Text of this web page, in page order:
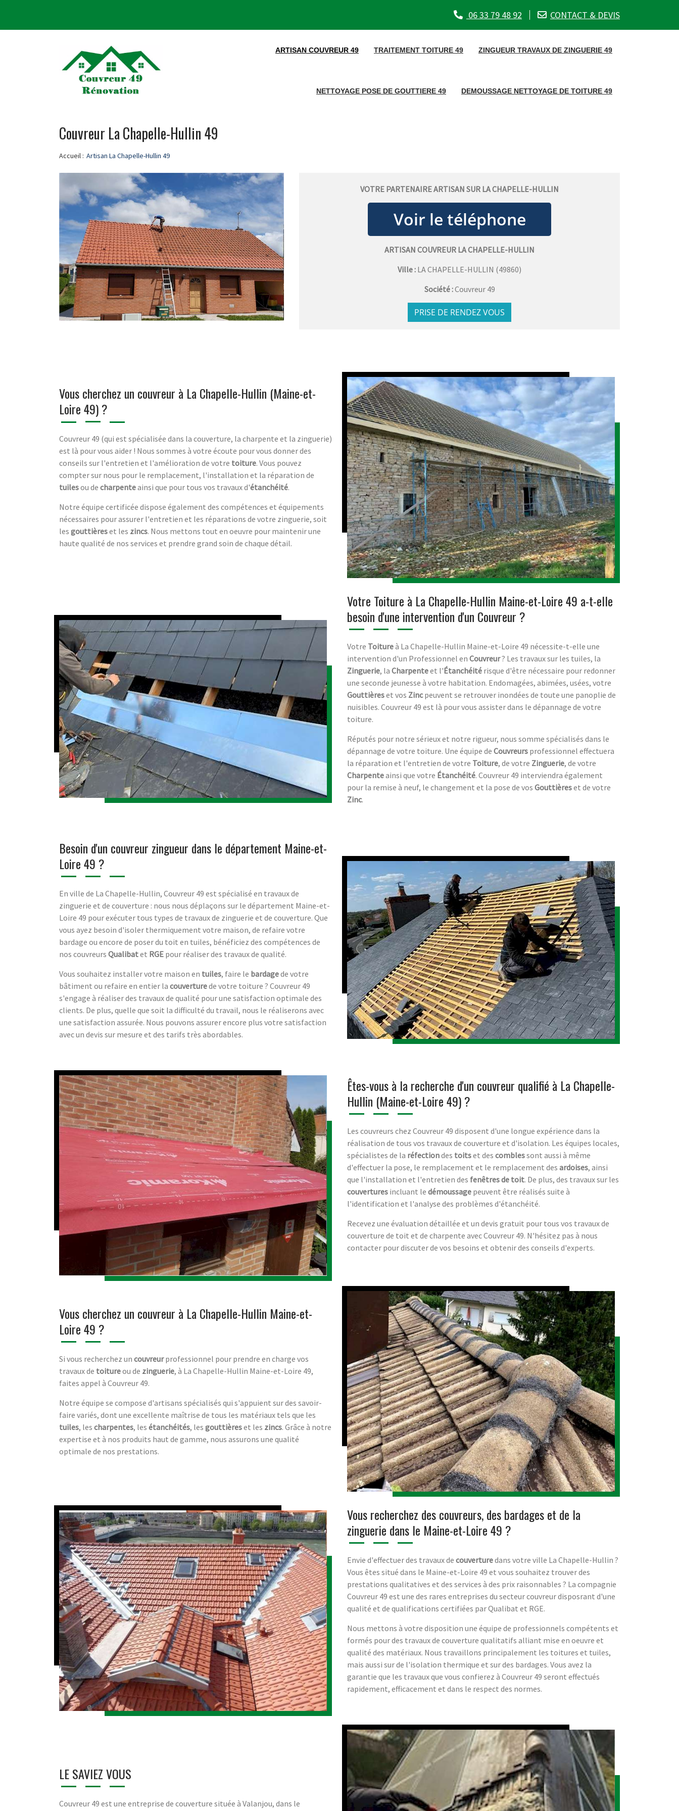
06 33 79 48 92 CONTACT & DEVIS
ARTISAN COUVREUR 49 TRAITEMENT TOITURE 49 ZINGUEUR TRAVAUX DE ZINGUERIE 49
NETTOYAGE POSE DE GOUTTIERE 49 DEMOUSSAGE NETTOYAGE DE TOITURE 49
Couvreur La Chapelle-Hullin 49
Accueil : Artisan La Chapelle-Hullin 49
VOTRE PARTENAIRE ARTISAN SUR LA CHAPELLE-HULLIN
ARTISAN COUVREUR LA CHAPELLE-HULLIN
Ville : LA CHAPELLE-HULLIN (49860)
Société :Couvreur 49
PRISE DE RENDEZ VOUS
Vous cherchez un couvreur à La Chapelle-Hullin (Maine-et-
Loire 49) ?
Couvreur 49 (qui est spécialisée dans la couverture, la charpente et la zinguerie)
est là pour vous aider ! Nous sommes à votre écoute pour vous donner des
conseils sur l'entretien et l'amélioration de votre toiture. Vous pouvez
compter sur nous pour le remplacement, l'installation et la réparation de
tuilesou de charpenteainsi que pour tous vos travaux d'étanchéité.
Notre équipe certificée dispose également des compétences et équipements
nécessaires pour assurer l'entretien et les réparations de votre zinguerie, soit
les gouttièreset les zincs. Nous mettons tout en oeuvre pour maintenir une
haute qualité de nos services et prendre grand soin de chaque détail.
Votre Toiture à La Chapelle-Hullin Maine-et-Loire 49 a-t-elle
besoin d'une intervention d'un Couvreur ?
Votre Toitureà La Chapelle-Hullin Maine-et-Loire 49 nécessite-t-elle une
intervention d'un Professionnel en Couvreur? Les travaux sur les tuiles, la
Zinguerie, la Charpenteet l'Étanchéité risque d'être nécessaire pour redonner
une seconde jeunesse à votre habitation. Endomagées, abimées, usées, votre
Gouttièreset vos Zincpeuvent se retrouver inondées de toute une panoplie de
nuisibles. Couvreur 49 est là pour vous assister dans le dépannage de votre
toiture.
Réputés pour notre sérieux et notre rigueur, nous somme spécialisés dans le
dépannage de votre toiture. Une équipe de Couvreurs professionnel effectuera
la réparation et l'entretien de votre Toiture, de votre Zinguerie, de votre
Charpenteainsi que votre Étanchéité. Couvreur 49 interviendra également
pour la remise à neuf, le changement et la pose de vos Gouttièreset de votre
Zinc.
Besoin d'un couvreur zingueur dans le département Maine-et-
Loire 49 ?
En ville de La Chapelle-Hullin, Couvreur 49 est spécialisé en travaux de
zinguerie et de couverture : nous nous déplaçons sur le département Maine-et-
Loire 49 pour exécuter tous types de travaux de zinguerie et de couverture. Que
vous ayez besoin d'isoler thermiquement votre maison, de refaire votre
bardage ou encore de poser du toit en tuiles, bénéficiez des compétences de
nos couvreurs Qualibatet RGE pour réaliser des travaux de qualité.
Vous souhaitez installer votre maison en tuiles, faire le bardagede votre
bâtiment ou refaire en entier la couverturede votre toiture ? Couvreur 49
s'engage à réaliser des travaux de qualité pour une satisfaction optimale des
clients. De plus, quelle que soit la difficulté du travail, nous le réaliserons avec
une satisfaction assurée. Nous pouvons assurer encore plus votre satisfaction
avec un devis sur mesure et des tarifs très abordables.
Êtes-vous à la recherche d'un couvreur qualifié à La Chapelle-
Hullin (Maine-et-Loire 49) ?
Les couvreurs chez Couvreur 49 disposent d'une longue expérience dans la
réalisation de tous vos travaux de couverture et d'isolation. Les équipes locales,
spécialistes de la réfectiondes toitset des comblessont aussi à même
d'effectuer la pose, le remplacement et le remplacement des ardoises, ainsi
que l'installation et l'entretien des fenêtres de toit. De plus, des travaux sur les
couvertures incluant le démoussage peuvent être réalisés suite à
l'identification et l'analyse des problèmes d'étanchéité.
Recevez une évaluation détaillée et un devis gratuit pour tous vos travaux de
couverture de toit et de charpente avec Couvreur 49. N'hésitez pas à nous
contacter pour discuter de vos besoins et obtenir des conseils d'experts.
Vous cherchez un couvreur à La Chapelle-Hullin Maine-et-
Loire 49 ?
Si vous recherchez un couvreurprofessionnel pour prendre en charge vos
travaux de toitureou de zinguerie, à La Chapelle-Hullin Maine-et-Loire 49,
faites appel à Couvreur 49.
Notre équipe se compose d'artisans spécialisés qui s'appuient sur des savoir-
faire variés, dont une excellente maîtrise de tous les matériaux tels que les
tuiles, les charpentes, les étanchéités, les gouttièreset les zincs. Grâce à notre
expertise et à nos produits haut de gamme, nous assurons une qualité
optimale de nos prestations.
Vous recherchez des couvreurs, des bardages et de la
zinguerie dans le Maine-et-Loire 49 ?
Envie d'effectuer des travaux de couverturedans votre ville La Chapelle-Hullin ?
Vous êtes situé dans le Maine-et-Loire 49 et vous souhaitez trouver des
prestations qualitatives et des services à des prix raisonnables ? La compagnie
Couvreur 49 est une des rares entreprises du secteur couvreur disposrant d'une
qualité et de qualifications certifiées par Qualibat et RGE.
Nous mettons à votre disposition une équipe de professionnels compétents et
formés pour des travaux de couverture qualitatifs alliant mise en oeuvre et
qualité des matériaux. Nous travaillons principalement les toitures et tuiles,
mais aussi sur de l'isolation thermique et sur des bardages. Vous avez la
garantie que les travaux que vous confierez à Couvreur 49 seront effectués
rapidement, efficacement et dans le respect des normes.
LE SAVIEZ VOUS
Couvreur 49 est une entreprise de couverture située à Valanjou, dans le